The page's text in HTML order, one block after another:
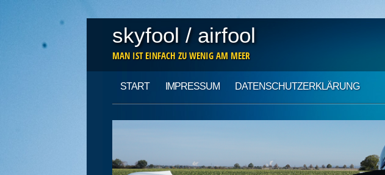
skyfool / airfool
MAN IST EINFACH ZU WENIG AM MEER
Main menu
content
START IMPRESSUM DATENSCHUTZ­ERKLÄRUNG